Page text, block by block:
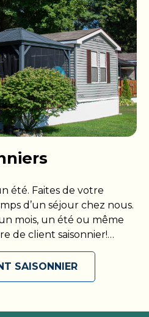
été. Faites de votre
d’un séjour chez nous.
mois, un été ou même
de client saisonnier!
propre VR ou installez-
maximisez votre
à toutes les
SAISONNIER